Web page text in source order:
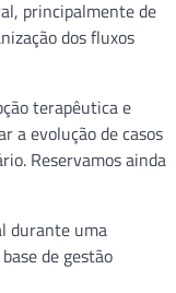
principalmente de
dos fluxos
terapêutica e
a evolução de casos
Reservamos ainda
durante uma
de gestão